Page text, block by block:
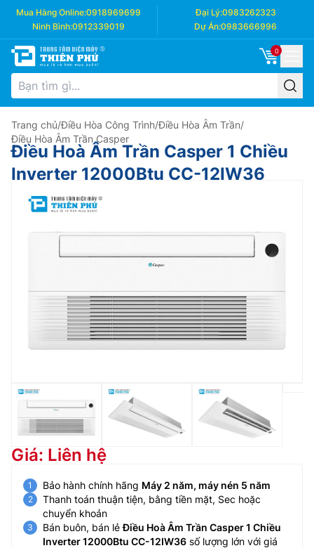
Mua Hàng Online:0918969699 Đại Lý:0983262323
Ninh Bình:0912339019 Dự Án:0983666996
0
Trang chủ/Điều Hòa Công Trình/Điều Hòa Âm Trần/
Điều Hòa Âm Trần Casper
Điều Hoà Âm Trần Casper 1 Chiều
Inverter 12000Btu CC-12IW36
Giá: Liên hệ
Bảo hành chính hãng Máy 2 năm, máy nén 5 năm
Thanh toán thuận tiện, bằng tiền mặt, Sec hoặc
chuyển khoản
Bán buôn, bán lẻĐiều Hoà Âm Trần Casper 1 Chiều
Inverter 12000Btu CC-12IW36 số lượng lớn với giá